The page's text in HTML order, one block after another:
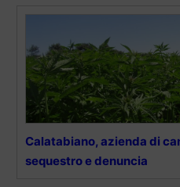
Calatabiano, azienda di
sequestro e denuncia